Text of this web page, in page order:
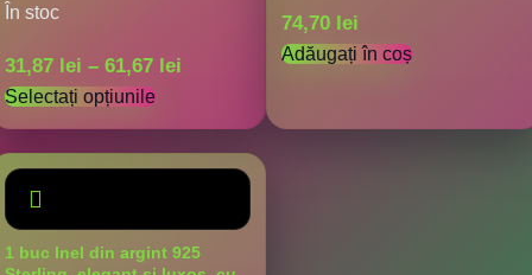
În stoc
31,87 lei – 61,67 lei
Selectați opțiunile
74,70 lei
Adăugați în coș
1 buc Inel din argint 925